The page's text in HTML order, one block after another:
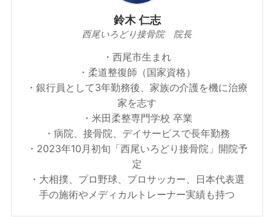
鈴木 仁志
西尾いろどり接骨院 院長
・西尾市生まれ
・柔道整復師（国家資格）
・銀行員として3年勤務後、家族の介護を機に治療
家を志す
・米田柔整専門学校 卒業
・病院、接骨院、デイサービスで長年勤務
・2023年10月初旬「西尾いろどり接骨院」開院予
定
・大相撲、プロ野球、プロサッカー、日本代表選
手の施術やメディカルトレーナー実績も持つ